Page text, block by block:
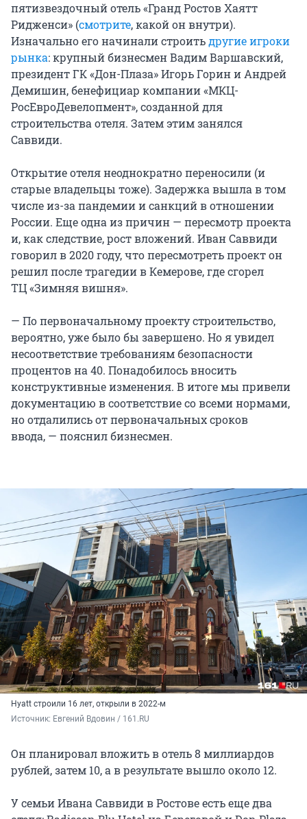
пятизвездочный отель «Гранд Ростов Хаятт
Ридженси» (смотрите, какой он внутри).
Изначально его начинали строитьдругие игроки
рынка: крупный бизнесмен Вадим Варшавский,
президент ГК «Дон-Плаза» Игорь Горин и Андрей
Демишин, бенефициар компании «МКЦ-
РосЕвроДевелопмент», созданной для
строительства отеля. Затем этим занялся
Саввиди.
Открытие отеля неоднократно переносили (и
старые владельцы тоже). Задержка вышла в том
числе из-за пандемии и санкций в отношении
России. Еще одна из причин — пересмотр проекта
и, как следствие, рост вложений. Иван Саввиди
говорил в 2020 году, что пересмотреть проект он
решил после трагедии в Кемерове, где сгорел
ТЦ «Зимняя вишня».
— По первоначальному проекту строительство,
вероятно, уже было бы завершено. Но я увидел
несоответствие требованиям безопасности
процентов на 40. Понадобилось вносить
конструктивные изменения. В итоге мы привели
документацию в соответствие со всеми нормами,
но отдалились от первоначальных сроков
ввода, — пояснил бизнесмен.
Hyatt строили 16 лет, открыли в 2022-м
Источник: Евгений Вдовин / 161.RU
Он планировал вложить в отель8 миллиардов
рублей, затем 10, а в результате вышло около 12.
У семьи Ивана Саввиди в Ростове есть еще два